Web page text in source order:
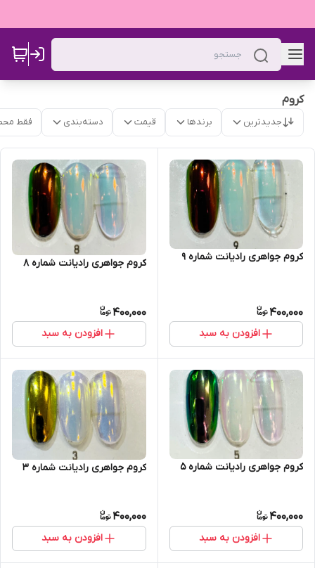
کروم
جدیدترین برندها قیمت دسته‌بندی فقط
کروم جواهری رادیانت شماره 9
400,000
افزودن به سبد
کروم جواهری رادیانت شماره 8
400,000
افزودن به سبد
کروم جواهری رادیانت شماره 5
400,000
افزودن به سبد
کروم جواهری رادیانت شماره 3
400,000
افزودن به سبد